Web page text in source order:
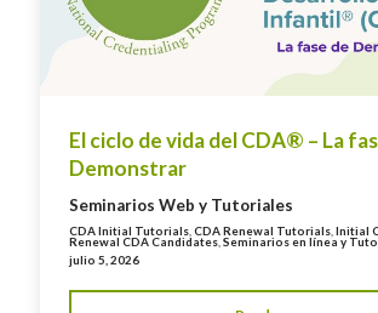
El ciclo de vida del CDA® – La
Demonstrar
Seminarios Web y Tutoriales
CDA Initial Tutorials ,CDA Renewal Tutorials ,Initial
Renewal CDA Candidates ,Seminarios en línea y
julio 5, 2026